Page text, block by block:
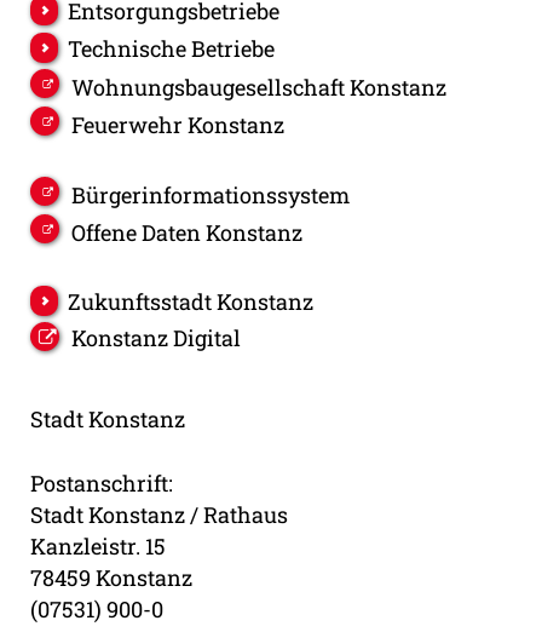
Entsorgungsbetriebe
Technische Betriebe
Wohnungsbaugesellschaft Konstanz
Feuerwehr Konstanz
Bürgerinformationssystem
Offene Daten Konstanz
Zukunftsstadt Konstanz
Konstanz Digital
Stadt Konstanz
Postanschrift:
Stadt Konstanz / Rathaus
Kanzleistr. 15
78459 Konstanz
(07531) 900-0